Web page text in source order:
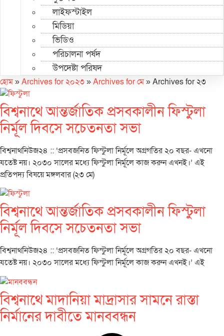
লাইফস্টাইল
মিডিয়া
ভিডিও
পরিচালনা পর্ষদ
উপদেষ্টা পরিষদ
হোম»Archives for ২০২৩»Archives for মে»Archives for ২৩
বিশ্বনাথে আন্তর্জাতিক প্রসবকালীন ফিস্টুলা
নির্মূল দিবসে সচেতনতা সভা
বিশ্বনাথনিউজ২৪ :: ‘প্রসবজনিত ফিস্টুলা নির্মূলে অগ্রগতির ২০ বছর- এখনো
যতেষ্ট নয়। ২০৩০ সালের মধ্যে ফিস্টুলা নির্মূলে কাজ করুন এখনই।’ এই
প্রতিপদ্য বিষয়ে মঙ্গলবার (২৩ মে)
বিশ্বনাথে আন্তর্জাতিক প্রসবকালীন ফিস্টুলা
নির্মূল দিবসে সচেতনতা সভা
বিশ্বনাথনিউজ২৪ :: ‘প্রসবজনিত ফিস্টুলা নির্মূলে অগ্রগতির ২০ বছর- এখনো
যতেষ্ট নয়। ২০৩০ সালের মধ্যে ফিস্টুলা নির্মূলে কাজ করুন এখনই।’ এই
বিশ্বনাথে মাদানিয়া মাদ্রাসার সামনে রাস্তা
নির্মানের দাবীতে মানববন্ধন